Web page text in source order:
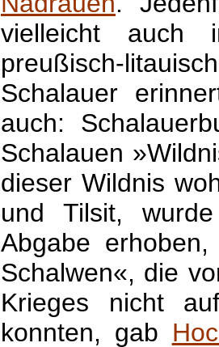
vielleicht auch
preußisch-
Schalauer
auch:
Schalauen
dieser Wildnis
und Tilsit,
Abgabe
Schalwen«, die
Krieges nicht
konnten, gab